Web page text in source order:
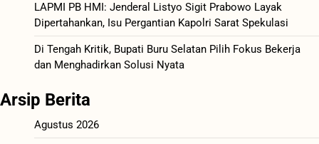
LAPMI PB HMI: Jenderal Listyo Sigit Prabowo Layak
Dipertahankan, Isu Pergantian Kapolri Sarat Spekulasi
Di Tengah Kritik, Bupati Buru Selatan Pilih Fokus Bekerja
dan Menghadirkan Solusi Nyata
Arsip Berita
Agustus 2026